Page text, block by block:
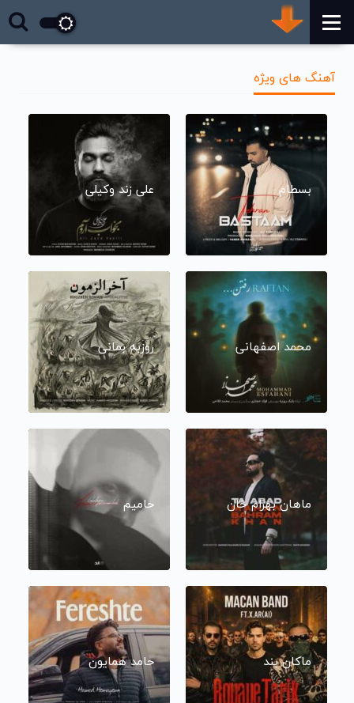
آهنگ های ویژه
بسطام علی زند وکیلی
محمد اصفهانی روزبه بمانی
ماهان بهرام خان حامیم
ماکان بند حامد همایون